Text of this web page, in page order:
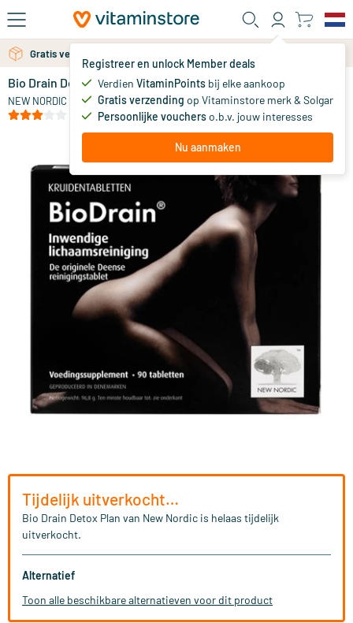
Ga naar de hoofdinhoud
Registreer en unlock Member deals
Verdien VitaminPoints bij elke aankoop
Gratis verzending op Vitaminstore merk & Solgar
Persoonlijke voucherso.b.v. jouw interesses
Nu aanmaken
Gratis verzending vanaf 25 euro
Gratis persoonlijk advies via chat of email
Bio Drain Detox Plan
NEW NORDIC
(13)
Tijdelijk uitverkocht…
Bio Drain Detox Plan van New Nordic is helaas tijdelijk
uitverkocht.
Alternatief
Toon alle beschikbare alternatieven voor dit product